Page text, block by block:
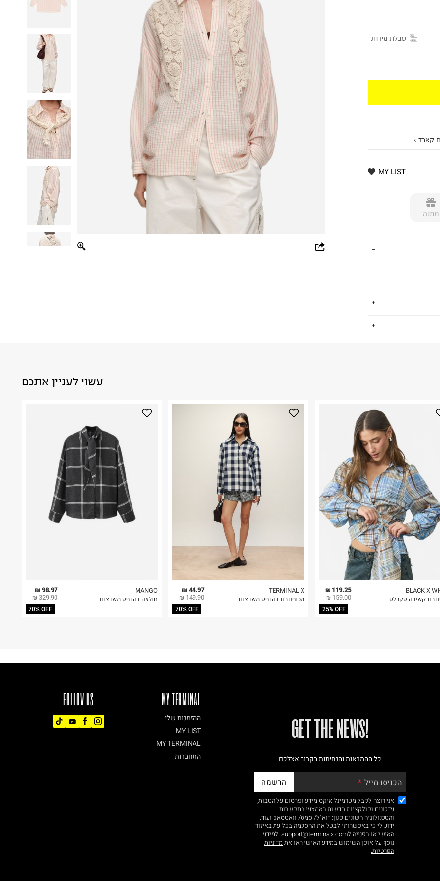
טבלת מידות
קארד ›
MY LIST
מתנה
על גבי החבילה
באתר בלבד
בלבד. לא ניתן
עשוי לעניין אתכם
98.97 ₪
329.90 ₪
70% OFF
MANGO
חולצה בהדפס משבצות
44.97 ₪
149.90 ₪
70% OFF
TERMINAL X
מכופתרת בהדפס משבצות
119.25 ₪
159.00 ₪
25% OFF
BLACK X
קשירה סקרלט
FOLLOW US MY TERMINAL
ההזמנות שלי
MY LIST
MY TERMINAL
התחברות
!GET THE NEWS
כל ההמראות והנחיתות בקרוב אצלכם
הכניסו מייל הרשמה
אני רוצה לקבל מטרמינל איקס מידע ופרסום על הטבות,
עדכונים וקולקציות חדשות באמצעי התקשרות
והטכנולוגיה השונים כגון: דוא"ל/ סמס/ וואטסאפ ועוד.
ידוע לי כי באפשרותי לבטל את ההסכמה בכל עת באיזור
האישי או בפנייה לsupport@terminalx.com. למידע
נוסף על אופן השימוש במידע האישי ראו את מדיניות
הפרטיות.